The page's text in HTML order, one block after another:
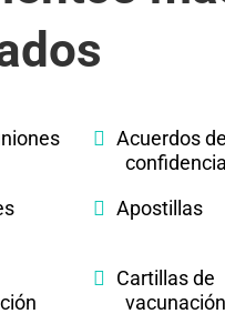
Acuerdos de
Apostillas
Cartillas de
vacunación